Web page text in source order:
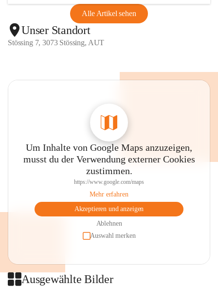
Alle Artikel sehen
Unser Standort
Stössing 7, 3073 Stössing, AUT
Um Inhalte von Google Maps anzuzeigen,
musst du der Verwendung externer Cookies
zustimmen.
https://www.google.com/maps
Mehr erfahren
Akzeptieren und anzeigen
Ablehnen
Auswahl merken
Ausgewählte Bilder